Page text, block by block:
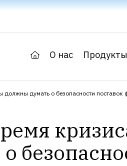
О нас Продукты
думать о безопасности поставок